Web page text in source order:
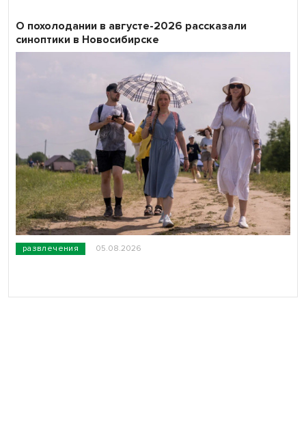
развлечения 05.08.2026
О похолодании в августе-2026 рассказали
синоптики в Новосибирске